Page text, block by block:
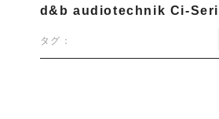
d&b audiotechnik Ci-
タグ：